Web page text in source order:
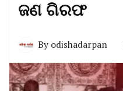
ଜଣ ଗିରଫ
By odishadarpan